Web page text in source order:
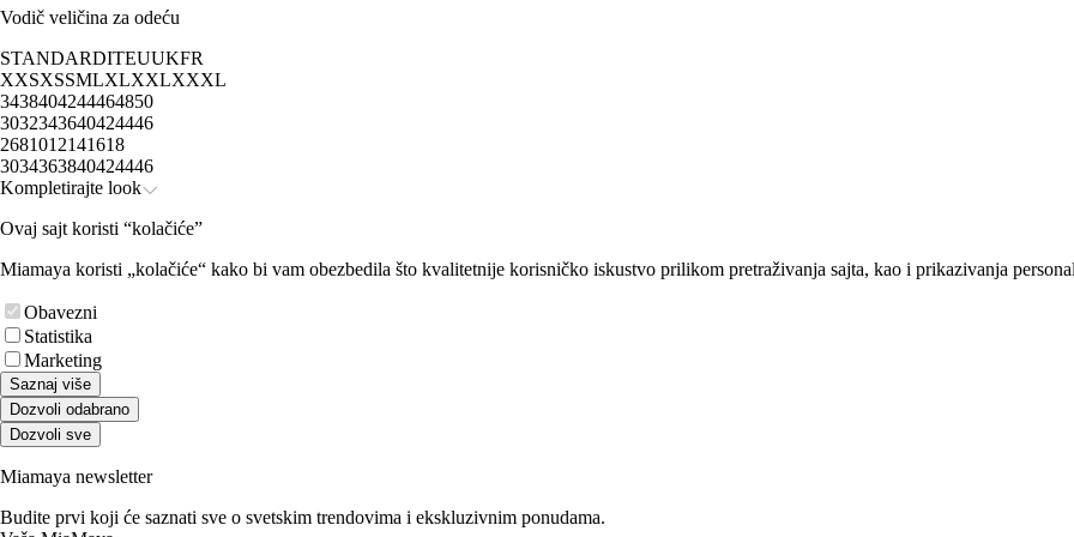
Vodič veličina za odeću
STANDARDITEUUKFR
XXSXSSMLXLXXLXXXL
3438404244464850
3032343640424446
2681012141618
3034363840424446
Kompletirajte look
Ovaj sajt koristi “kolačiće”
Miamaya koristi „kolačiće“ kako bi vam obezbedila što kvalitetnije korisničko iskustvo prilikom pretraživanja sajta, kao i prikazivanja
Obavezni
Statistika
Marketing
Saznaj više
Dozvoli odabrano
Dozvoli sve
Miamaya newsletter
Budite prvi koji će saznati sve o svetskim trendovima i ekskluzivnim ponudama.